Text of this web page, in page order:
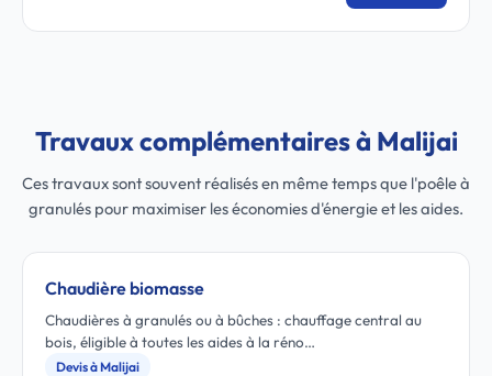
Travaux complémentaires à Malijai
Ces travaux sont souvent réalisés en même temps que l'poêle à
granulés pour maximiser les économies d'énergie et les aides.
Chaudière biomasse
Chaudières à granulés ou à bûches : chauffage central au
bois, éligible à toutes les aides à la réno…
Devis à Malijai